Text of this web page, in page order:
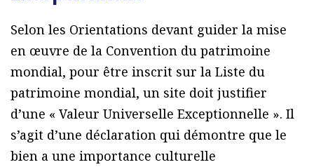
Selon les Orientations devant guider la mise
en œuvre de la Convention du patrimoine
mondial, pour être inscrit sur la Liste du
patrimoine mondial, un site doit justifier
d’une « Valeur Universelle Exceptionnelle ». Il
s’agit d’une déclaration qui démontre que le
bien a une importance culturelle